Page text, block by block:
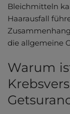
Bleichmitteln
Haarausfall
die allgemeine
Warum